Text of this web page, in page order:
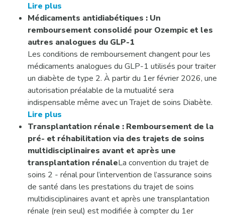
Lire plus
Médicaments antidiabétiques : Un
remboursement consolidé pour Ozempic et les
autres analogues du GLP-1
Les conditions de remboursement changent pour les
médicaments analogues du GLP-1 utilisés pour traiter
un diabète de type 2. À partir du 1er février 2026, une
autorisation préalable de la mutualité sera
indispensable même avec un Trajet de soins Diabète.
Lire plus
Transplantation rénale : Remboursement de la
pré- et réhabilitation via des trajets de soins
multidisciplinaires avant et après une
transplantation rénaleLa convention du trajet de
soins 2 - rénal pour l’intervention de l’assurance soins
de santé dans les prestations du trajet de soins
multidisciplinaires avant et après une transplantation
rénale (rein seul) est modifiée à compter du 1er